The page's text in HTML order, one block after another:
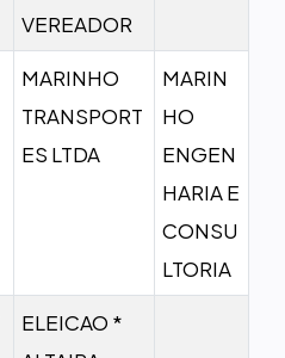
VEREADOR
MARINHO
TRANSPORT
ES LTDA
MARIN
HO
ENGEN
HARIA E
CONSU
LTORIA
ELEICAO *